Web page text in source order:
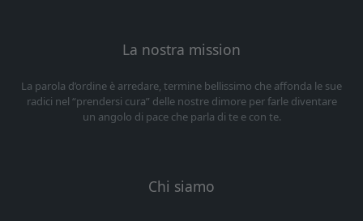
La nostra mission
La parola d’ordine è arredare, termine bellissimo che affonda le sue
radici nel “prendersi cura” delle nostre dimore per farle diventare
un angolo di pace che parla di te e con te.
Chi siamo